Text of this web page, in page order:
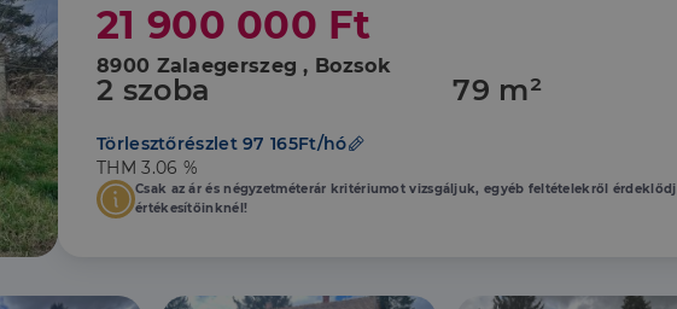
21 900 000 Ft
8900 Zalaegerszeg , Bozsok
2 szoba 79 m²
Törlesztőrészlet 97 165Ft/hó
THM 3.06 %
Csak az ár és négyzetméterár kritériumot vizsgáljuk, egyéb feltételekről érdeklődj
értékesítőinknél!